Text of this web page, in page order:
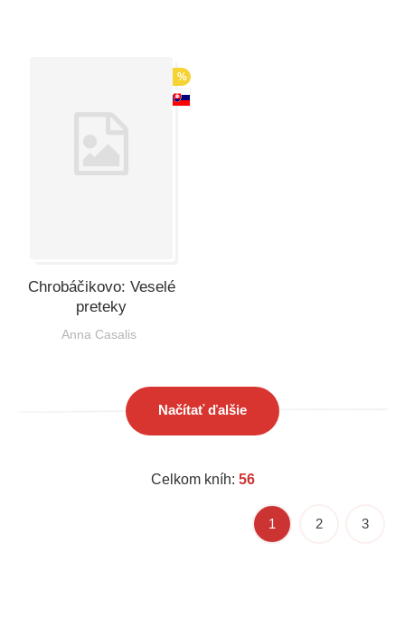
%
Chrobáčikovo: Veselé
preteky
Anna Casalis
Načítať ďalšie
Celkom kníh: 56
1 2 3